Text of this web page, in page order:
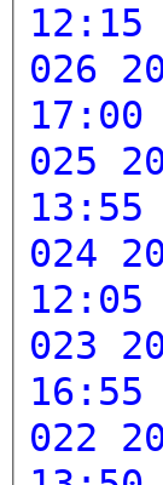
026
025
024
023
022